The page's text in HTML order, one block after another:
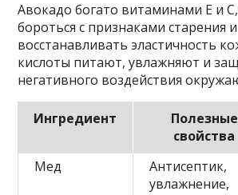
Авокадо богато витаминами E и
бороться с признаками старения и
восстанавливать эластичность
кислоты питают, увлажняют и
негативного воздействия
Ингредиент
Полезные
свойства
Мед
Антисептик,
увлажнение,